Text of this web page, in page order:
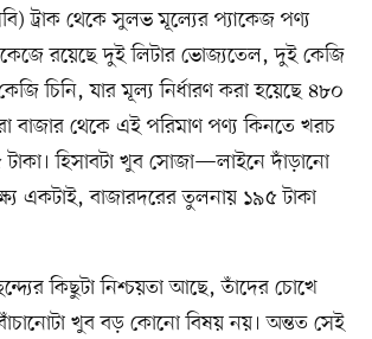
ট্রাক থেকে সুলভ মূল্যের প্যাকেজ পণ্য
রয়েছে দুই লিটার ভোজ্যতেল, দুই কেজি
চিনি, যার মূল্য নির্ধারণ করা হয়েছে ৪৮০
বাজার থেকে এই পরিমাণ পণ্য কিনতে খরচ
হিসাবটা খুব সোজা—লাইনে দাঁড়ানো
একটাই, বাজারদরের তুলনায় ১৯৫ টাকা
কিছুটা নিশ্চয়তা আছে, তাঁদের চোখে
খুব বড় কোনো বিষয় নয়। অন্তত সেই